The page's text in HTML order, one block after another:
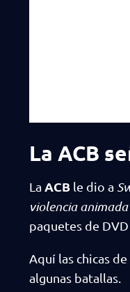
La ACB
La ACB le dio a
violencia
paquetes de
Aquí las chicas
algunas batallas.